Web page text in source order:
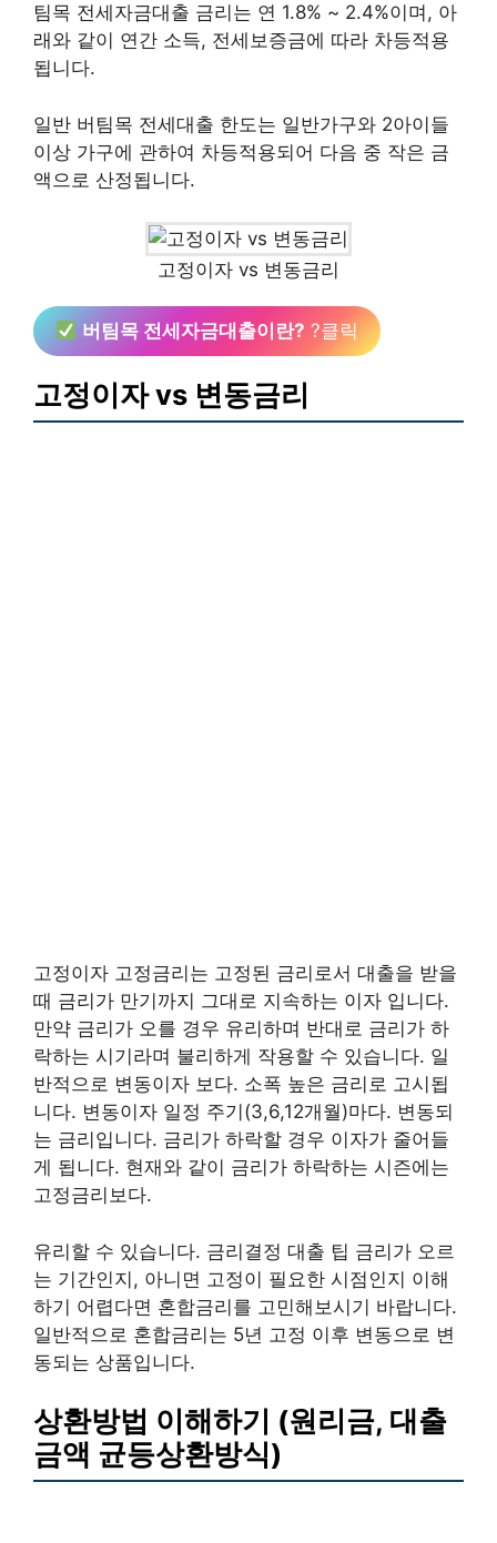
팀목 전세자금대출 금리는 연 1.8% ~ 2.4%이며, 아
래와 같이 연간 소득, 전세보증금에 따라 차등적용
됩니다.
일반 버팀목 전세대출 한도는 일반가구와 2아이들
이상 가구에 관하여 차등적용되어 다음 중 작은 금
액으로 산정됩니다.
고정이자 vs 변동금리
버팀목 전세자금대출이란? ?클릭
고정이자 vs 변동금리
고정이자 고정금리는 고정된 금리로서 대출을 받을
때 금리가 만기까지 그대로 지속하는 이자 입니다.
만약 금리가 오를 경우 유리하며 반대로 금리가 하
락하는 시기라며 불리하게 작용할 수 있습니다. 일
반적으로 변동이자 보다. 소폭 높은 금리로 고시됩
니다. 변동이자 일정 주기(3,6,12개월)마다. 변동되
는 금리입니다. 금리가 하락할 경우 이자가 줄어들
게 됩니다. 현재와 같이 금리가 하락하는 시즌에는
고정금리보다.
유리할 수 있습니다. 금리결정 대출 팁 금리가 오르
는 기간인지, 아니면 고정이 필요한 시점인지 이해
하기 어렵다면 혼합금리를 고민해보시기 바랍니다.
일반적으로 혼합금리는 5년 고정 이후 변동으로 변
동되는 상품입니다.
상환방법 이해하기 (원리금, 대출
금액 균등상환방식)